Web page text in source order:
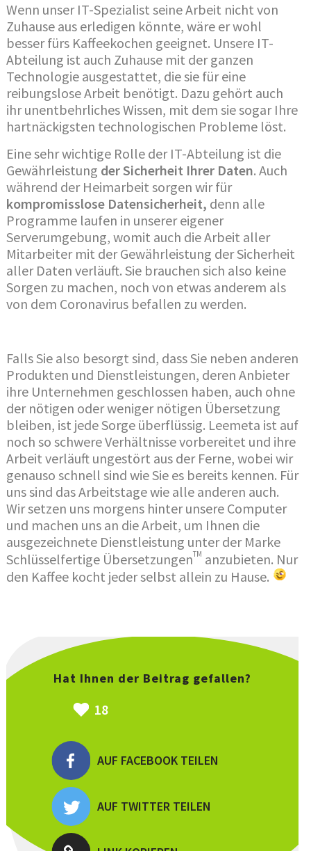
Wenn unser IT-Spezialist seine Arbeit nicht von
Zuhause aus erledigen könnte, wäre er wohl
besser fürs Kaffeekochen geeignet. Unsere IT-
Abteilung ist auch Zuhause mit der ganzen
Technologie ausgestattet, die sie für eine
reibungslose Arbeit benötigt. Dazu gehört auch
ihr unentbehrliches Wissen, mit dem sie sogar Ihre
hartnäckigsten technologischen Probleme löst.
Eine sehr wichtige Rolle der IT-Abteilung ist die
Gewährleistung der Sicherheit Ihrer Daten. Auch
während der Heimarbeit sorgen wir für
kompromisslose Datensicherheit, denn alle
Programme laufen in unserer eigener
Serverumgebung, womit auch die Arbeit aller
Mitarbeiter mit der Gewährleistung der Sicherheit
aller Daten verläuft. Sie brauchen sich also keine
Sorgen zu machen, noch von etwas anderem als
von dem Coronavirus befallen zu werden.
Falls Sie also besorgt sind, dass Sie neben anderen
Produkten und Dienstleistungen, deren Anbieter
ihre Unternehmen geschlossen haben, auch ohne
der nötigen oder weniger nötigen Übersetzung
bleiben, ist jede Sorge überflüssig. Leemeta ist auf
noch so schwere Verhältnisse vorbereitet und ihre
Arbeit verläuft ungestört aus der Ferne, wobei wir
genauso schnell sind wie Sie es bereits kennen. Für
uns sind das Arbeitstage wie alle anderen auch.
Wir setzen uns morgens hinter unsere Computer
und machen uns an die Arbeit, um Ihnen die
ausgezeichnete Dienstleistung unter der Marke
Schlüsselfertige ÜbersetzungenTM anzubieten. Nur
den Kaffee kocht jeder selbst allein zu Hause.
Hat Ihnen der Beitrag gefallen?
18
AUF FACEBOOK TEILEN
AUF TWITTER TEILEN